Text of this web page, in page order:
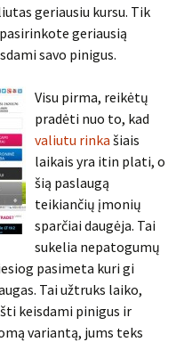
geriausiu kursu. Tik
geriausią
savo pinigus.
Visu pirma, reikėtų
pradėti nuo to, kad
valiutu rinka šiais
laikais yra itin plati, o
šią paslaugą
teikiančių įmonių
sparčiai daugėja. Tai
sukelia nepatogumų
pasimeta kuri gi
Tai užtruks laiko,
keisdami pinigus ir
variantą, jums teks